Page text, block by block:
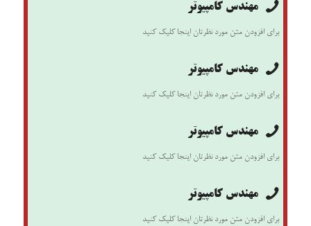
مهندس کامپیوتر
برای افزودن متن مورد نظرتان اینجا کلیک کنید
مهندس کامپیوتر
برای افزودن متن مورد نظرتان اینجا کلیک کنید
مهندس کامپیوتر
برای افزودن متن مورد نظرتان اینجا کلیک کنید
مهندس کامپیوتر
برای افزودن متن مورد نظرتان اینجا کلیک کنید